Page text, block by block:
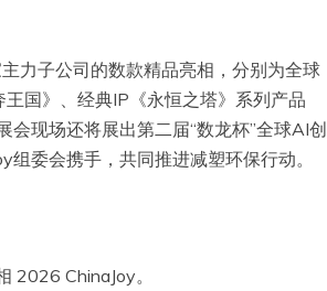
力子公司的数款精品亮相，分别为全球
国》、经典IP《永恒之塔》系列产品
会现场还将展出第二届“数龙杯”全球AI创
委会携手，共同推进减塑环保行动。
2026 ChinaJoy。